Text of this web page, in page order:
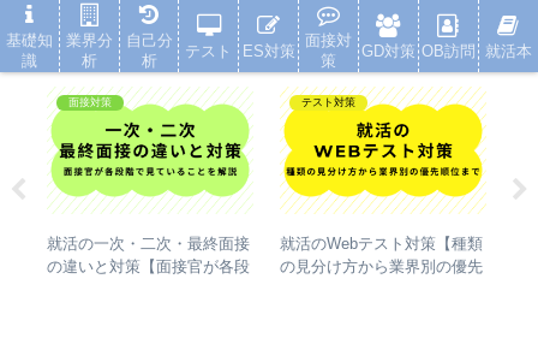
就活浪人した経験が、キャリアを変えた
面接対策
就活の一次・二次・最終面接
の違いと対策【面接官が各段
テスト対策
就活のWebテスト対策【種類
の見分け方から業界別の優先
基礎知
識
業界分
析
自己分
析
テスト ES対策
面接対
策
GD対策 OB訪問 就活本